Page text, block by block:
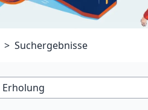
Suchergebnisse